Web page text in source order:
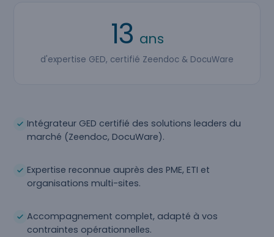
13 ans
d'expertise GED, certifié Zeendoc & DocuWare
Intégrateur GED certifié des solutions leaders du
marché (Zeendoc, DocuWare).
Expertise reconnue auprès des PME, ETI et
organisations multi-sites.
Accompagnement complet, adapté à vos
contraintes opérationnelles.